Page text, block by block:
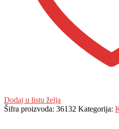
Dodaj u listu želja
Šifra proizvoda: 36132 Kategorija: